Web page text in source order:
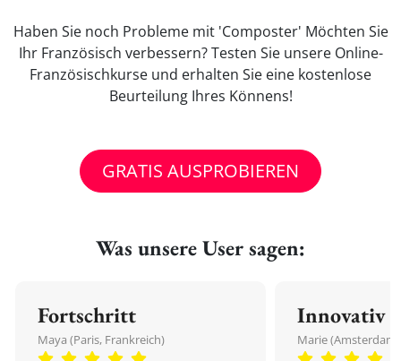
Haben Sie noch Probleme mit 'Composter' Möchten Sie
Ihr Französisch verbessern? Testen Sie unsere Online-
Französischkurse und erhalten Sie eine kostenlose
Beurteilung Ihres Könnens!
GRATIS AUSPROBIEREN
Was unsere User sagen:
Fortschritt
Maya (Paris, Frankreich)
Innovativ
Marie